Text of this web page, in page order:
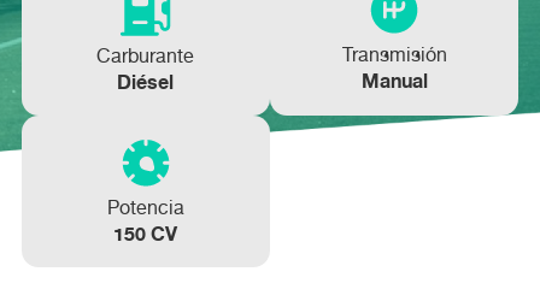
Carburante
Diésel
Transmisión
Manual
Potencia
150 CV